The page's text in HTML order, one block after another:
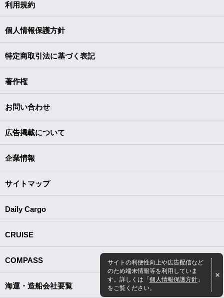
サイトの利便性向上や広告配信など
のため端末情報等を利用していま
す。詳しくは「個人情報保護方針」
をご覧ください。
利用規約
個人情報保護方針
特定商取引法に基づく表記
著作権
お問い合わせ
広告掲載について
企業情報
サイトマップ
Daily Cargo
CRUISE
COMPASS
海運・造船会社要覧